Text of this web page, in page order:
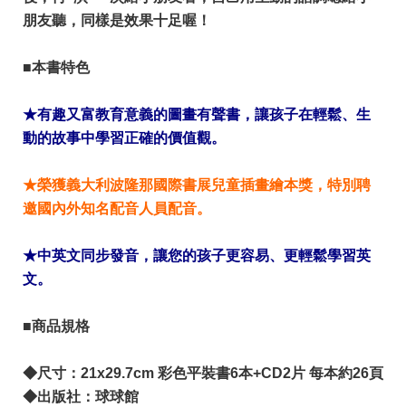
朋友聽，同樣是效果十足喔！
■本書特色
★有趣又富教育意義的圖畫有聲書，讓孩子在輕鬆、生
動的故事中學習正確的價值觀。
★榮獲義大利波隆那國際書展兒童插畫繪本獎，特別聘
邀國內外知名配音人員配音。
★中英文同步發音，讓您的孩子更容易、更輕鬆學習英
文。
■商品規格
◆尺寸：21x29.7cm 彩色平裝書6本+CD2片 每本約26頁
◆出版社：球球館